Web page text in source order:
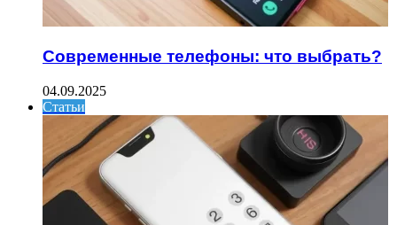
Современные телефоны: что выбрать?
04.09.2025
Статьи